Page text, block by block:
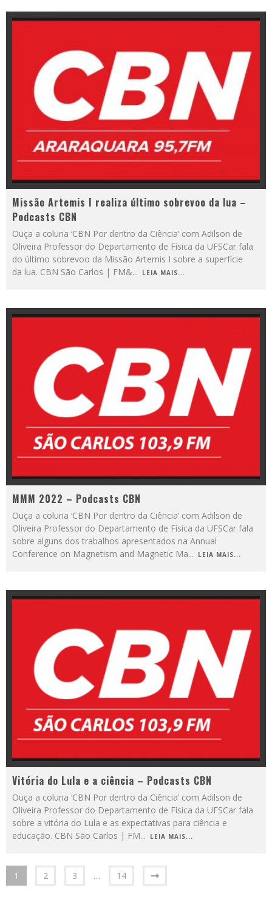
Missão Artemis I realiza último sobrevoo da lua –
Podcasts CBN
Ouça a coluna ‘CBN Por dentro da Ciência’ com Adilson de
Oliveira Professor do Departamento de Física da UFSCar fala
do último sobrevoo da Missão Artemis I sobre a superfície
da lua. CBN São Carlos | FM&... LEIA MAIS...
MMM 2022 – Podcasts CBN
Ouça a coluna ‘CBN Por dentro da Ciência’ com Adilson de
Oliveira Professor do Departamento de Física da UFSCar fala
sobre alguns dos trabalhos apresentados na Annual
Conference on Magnetism and Magnetic Ma... LEIA MAIS...
Vitória do Lula e a ciência – Podcasts CBN
Ouça a coluna ‘CBN Por dentro da Ciência’ com Adilson de
Oliveira Professor do Departamento de Física da UFSCar fala
sobre a vitória do Lula e as expectativas para ciência e
educação. CBN São Carlos | FM... LEIA MAIS...
1 2 3 … 14